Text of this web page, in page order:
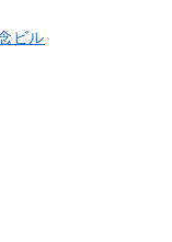
ビル